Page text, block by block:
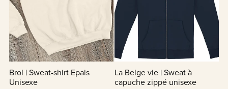
Brol | Sweat-shirt Epais
Unisexe
La Belge vie | Sweat à
capuche zippé unisexe